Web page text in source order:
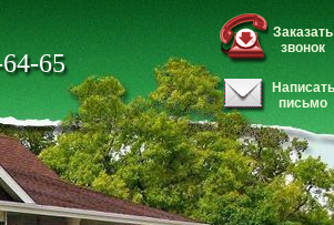
65
Заказать
звонок
Написать
письмо